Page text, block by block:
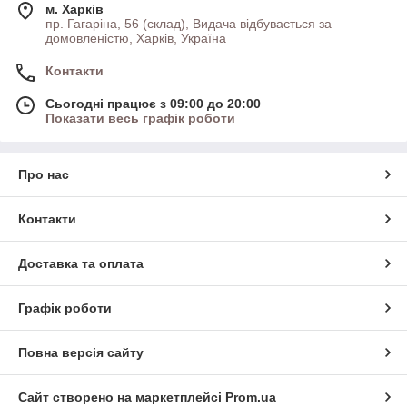
надувних човнів, матрасів, всього переліку надувних виробів
Також на нашому сайті є розділ Фотогалерея, де Ви
зможете подивитися на фотографії наших улюблених клієнтів
та їхнього улову.
фотографіями ― надсилайте їх нам!
Заповніть анкету в письмовому або усному вигляді та Вам
буде надано код. Сума Ваших покупок накопичуватиметься
Ця знижка не діє на акційний товар.
замовленні уточнюйте ціну, оскільки у зв'язку із
м. Харків
пр. Гагаріна, 56 (склад), Видача відбувається за
домовленістю, Харків, Україна
Контакти
Сьогодні працює з 09:00 до 20:00
Показати весь графік роботи
Про нас
Контакти
Доставка та оплата
Графік роботи
Повна версія сайту
Сайт створено на маркетплейсі Prom.ua